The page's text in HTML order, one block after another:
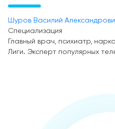
Шуров Василий
Специализация
Главный врач, психиатр,
Лиги. Эксперт популярных